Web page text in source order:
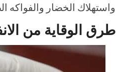
واستهلاك الخضار
طرق الوقاية من